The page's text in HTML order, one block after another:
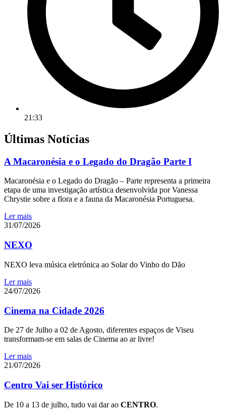
21:33
Últimas Notícias
A Macaronésia e o Legado do Dragão Parte I
Macaronésia e o Legado do Dragão – Parte representa a primeira
etapa de uma investigação artística desenvolvida por Vanessa
Chrystie sobre a flora e a fauna da Macaronésia Portuguesa.
Ler mais
31/07/2026
NEXO
NEXO leva música eletrónica ao Solar do Vinho do Dão
Ler mais
24/07/2026
Cinema na Cidade 2026
De 27 de Julho a 02 de Agosto, diferentes espaços de Viseu
transformam-se em salas de Cinema ao ar livre!
Ler mais
21/07/2026
Centro Vai ser Histórico
De 10 a 13 de julho, tudo vai dar ao CENTRO.